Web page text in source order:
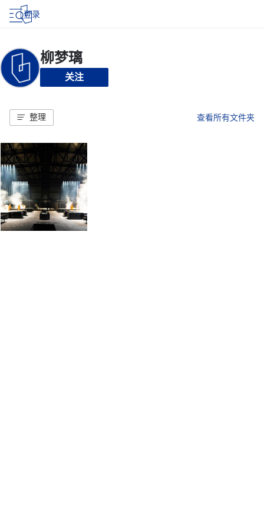
登录
关注
整理 查看所有文件夹